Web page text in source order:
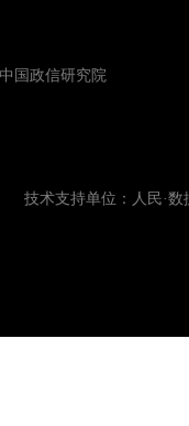
国政信研究院
技术支持单位：人民·数